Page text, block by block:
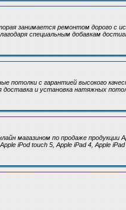
занимается ремонтом дорого с
специальным добавкам
с гарантией высокого
и установка натяжных
магазином по продаже продукции
iPod touch 5, Apple iPad 4, Apple